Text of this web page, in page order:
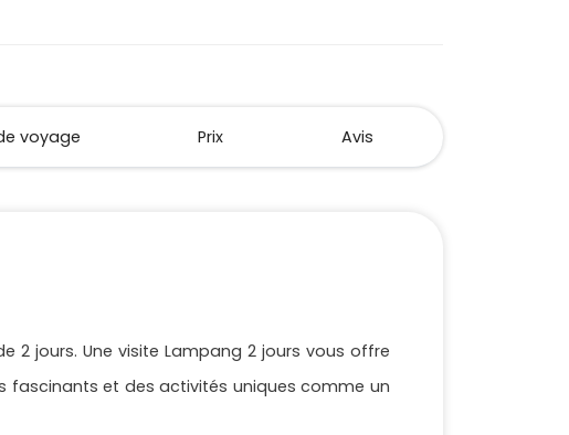
voyage Prix Avis
jours. Une visite Lampang 2 jours vous offre
fascinants et des activités uniques comme un